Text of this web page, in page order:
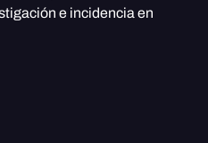
e incidencia en